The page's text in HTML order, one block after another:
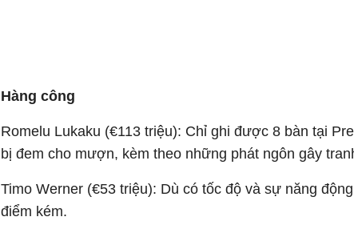
Hàng công
Romelu Lukaku (€113 triệu): Chỉ ghi được 8 bàn tại
bị đem cho mượn, kèm theo những phát ngôn gây
Timo Werner (€53 triệu): Dù có tốc độ và sự năng
điểm kém.​